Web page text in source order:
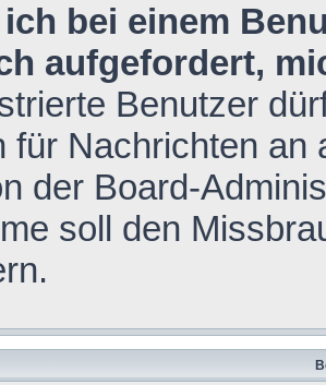
ich bei einem
aufgefordert,
Benutzer
für Nachrichten
der Board-
soll den